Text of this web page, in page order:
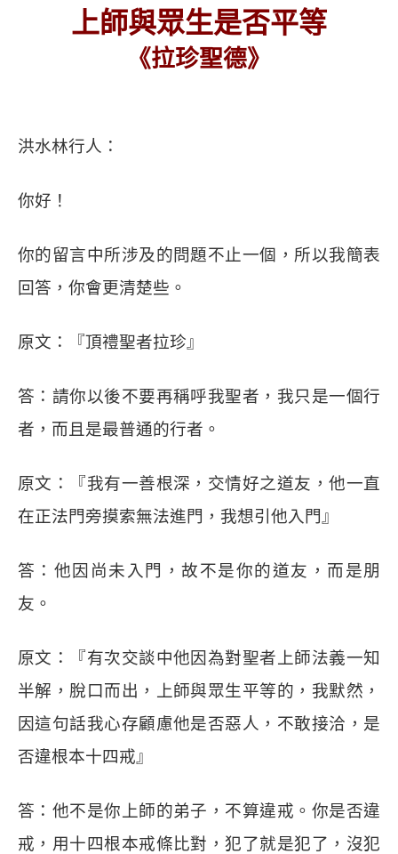
上師與眾生是否平等
《拉珍聖德》
洪水林行人：
你好！
你的留言中所涉及的問題不止一個，所以我簡表
回答，你會更清楚些。
原文：『頂禮聖者拉珍』
答：請你以後不要再稱呼我聖者，我只是一個行
者，而且是最普通的行者。
原文：『我有一善根深，交情好之道友，他一直
在正法門旁摸索無法進門，我想引他入門』
答：他因尚未入門，故不是你的道友，而是朋
友。
原文：『有次交談中他因為對聖者上師法義一知
半解，脫口而出，上師與眾生平等的，我默然，
因這句話我心存顧慮他是否惡人，不敢接洽，是
否違根本十四戒』
答：他不是你上師的弟子，不算違戒。你是否違
戒，用十四根本戒條比對，犯了就是犯了，沒犯